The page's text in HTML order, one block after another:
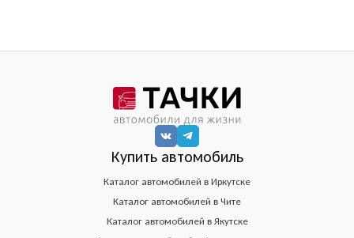
Купить автомобиль
Каталог автомобилей в Иркутске
Каталог автомобилей в Чите
Каталог автомобилей в Якутске